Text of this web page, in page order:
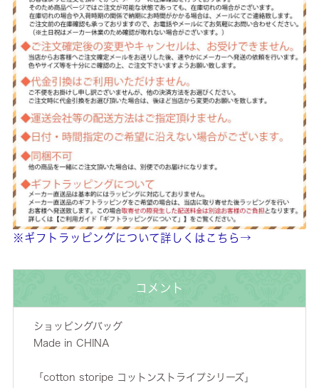
※ギフトラッピングについて詳しくはこちら→
コメント
ショッピングバッグ
Made in CHINA
「cotton storipe コットンストライプシリーズ」